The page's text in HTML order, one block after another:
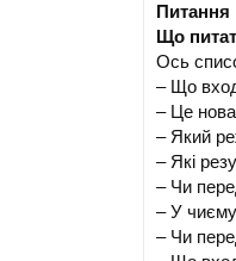
Питання
Що
Ось
– Що
– Це
– Який
– Які
– Чи
– У
– Чи